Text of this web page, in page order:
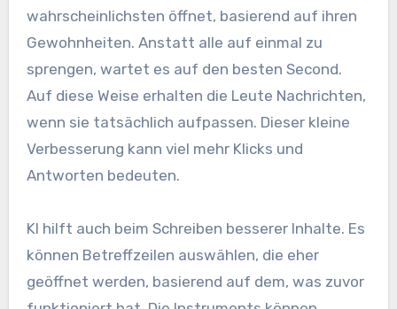
wahrscheinlichsten öffnet, basierend auf ihren
Gewohnheiten. Anstatt alle auf einmal zu
sprengen, wartet es auf den besten Second.
Auf diese Weise erhalten die Leute Nachrichten,
wenn sie tatsächlich aufpassen. Dieser kleine
Verbesserung kann viel mehr Klicks und
Antworten bedeuten.
KI hilft auch beim Schreiben besserer Inhalte. Es
können Betreffzeilen auswählen, die eher
geöffnet werden, basierend auf dem, was zuvor